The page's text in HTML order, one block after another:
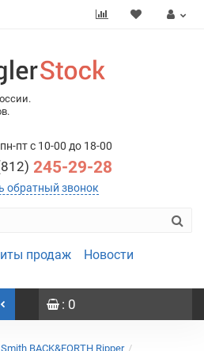
пн-пт с 10-00 до 18-00
245-29-28
обратный звонок
продаж
Новости
: 0
BACK&FORTH Ripper